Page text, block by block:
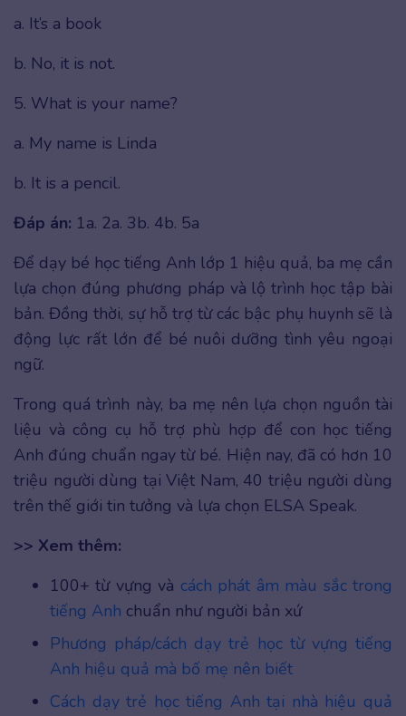
a. It’s a book
b. No, it is not.
5. What is your name?
a. My name is Linda
b. It is a pencil.
Đáp án: 1a. 2a. 3b. 4b. 5a
Để dạy bé học tiếng Anh lớp 1 hiệu quả, ba mẹ cần
lựa chọn đúng phương pháp và lộ trình học tập bài
bản. Đồng thời, sự hỗ trợ từ các bậc phụ huynh sẽ là
động lực rất lớn để bé nuôi dưỡng tình yêu ngoại
ngữ.
Trong quá trình này, ba mẹ nên lựa chọn nguồn tài
liệu và công cụ hỗ trợ phù hợp để con học tiếng
Anh đúng chuẩn ngay từ bé. Hiện nay, đã có hơn 10
triệu người dùng tại Việt Nam, 40 triệu người dùng
trên thế giới tin tưởng và lựa chọn ELSA Speak.
>> Xem thêm:
100+ từ vựng và cách phát âm màu sắc trong
tiếng Anh chuẩn như người bản xứ
Phương pháp/cách dạy trẻ học từ vựng tiếng
Anh hiệu quả mà bố mẹ nên biết
Cách dạy trẻ học tiếng Anh tại nhà hiệu quả